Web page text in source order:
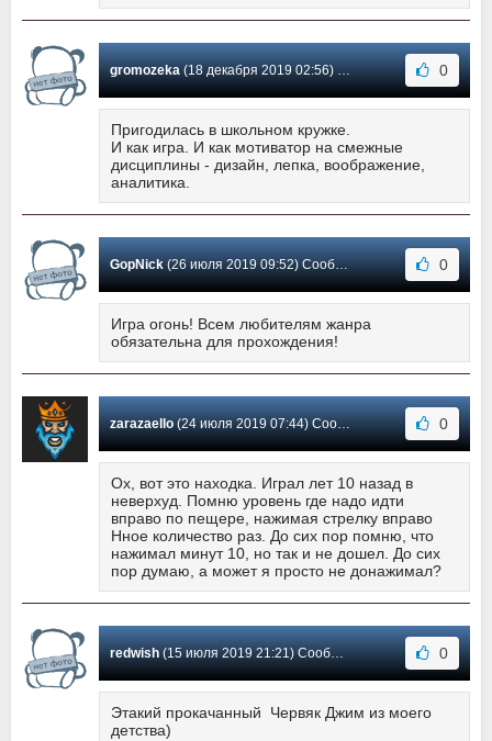
gromozeka(18 декабря 2019 02:56) Сообщение #24 0
Пригодилась в школьном кружке.
И как игра. И как мотиватор на смежные
дисциплины - дизайн, лепка, воображение,
аналитика.
GopNick(26 июля 2019 09:52) Сообщение #23 0
Игра огонь! Всем любителям жанра
обязательна для прохождения!
zarazaello(24 июля 2019 07:44) Сообщение #22 0
Ох, вот это находка. Играл лет 10 назад в
неверхуд. Помню уровень где надо идти
вправо по пещере, нажимая стрелку вправо
Нное количество раз. До сих пор помню, что
нажимал минут 10, но так и не дошел. До сих
пор думаю, а может я просто не донажимал?
redwish(15 июля 2019 21:21) Сообщение #21 0
Этакий прокачанный Червяк Джим из моего
детства)